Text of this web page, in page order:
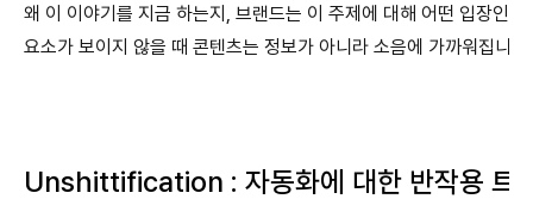
왜 이 이야기를 지금 하는지, 브랜드는 이 주제에 대해 어떤 입장인
요소가 보이지 않을 때 콘텐츠는 정보가 아니라 소음에 가까워집니다.
Unshittification : 자동화에 대한 반작용 트